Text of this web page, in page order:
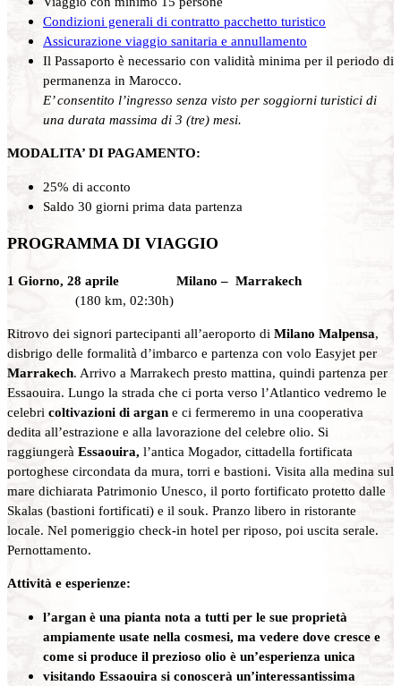
Condizioni generali di contratto pacchetto turistico
Assicurazione viaggio sanitaria e annullamento
Il Passaporto è necessario con validità minima per il periodo di
permanenza in Marocco.
E’ consentito l’ingresso senza visto per soggiorni turistici di
una durata massima di 3 (tre) mesi.
MODALITA’ DI PAGAMENTO:
25% di acconto
Saldo 30 giorni prima data partenza
PROGRAMMA DI VIAGGIO
1 Giorno, 28 aprile Milano – Marrakech
(180 km, 02:30h)
Ritrovo dei signori partecipanti all’aeroporto di Milano Malpensa,
disbrigo delle formalità d’imbarco e partenza con volo Easyjet per
Marrakech. Arrivo a Marrakech presto mattina, quindi partenza per
Essaouira. Lungo la strada che ci porta verso l’Atlantico vedremo le
celebri coltivazioni di argan e ci fermeremo in una cooperativa
dedita all’estrazione e alla lavorazione del celebre olio. Si
raggiungerà Essaouira, l’antica Mogador, cittadella fortificata
portoghese circondata da mura, torri e bastioni. Visita alla medina sul
mare dichiarata Patrimonio Unesco, il porto fortificato protetto dalle
Skalas (bastioni fortificati) e il souk. Pranzo libero in ristorante
locale. Nel pomeriggio check-in hotel per riposo, poi uscita serale.
Pernottamento.
Attività e esperienze:
l’argan è una pianta nota a tutti per le sue proprietà
ampiamente usate nella cosmesi, ma vedere dove cresce e
come si produce il prezioso olio è un’esperienza unica
visitando Essaouira si conoscerà un’interessantissima